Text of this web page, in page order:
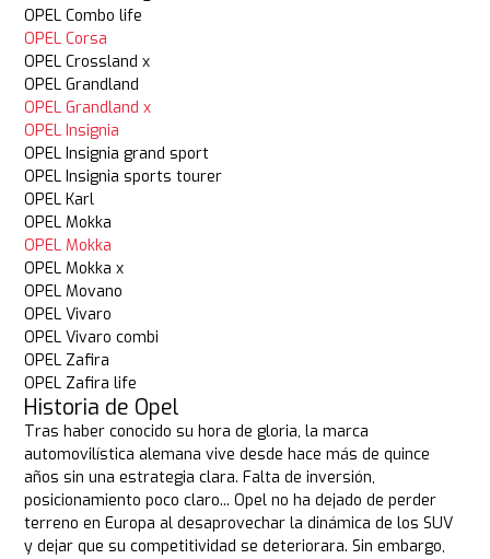
OPEL Combo life
OPEL Corsa
OPEL Crossland x
OPEL Grandland
OPEL Grandland x
OPEL Insignia
OPEL Insignia grand sport
OPEL Insignia sports tourer
OPEL Karl
OPEL Mokka
OPEL Mokka
OPEL Mokka x
OPEL Movano
OPEL Vivaro
OPEL Vivaro combi
OPEL Zafira
OPEL Zafira life
Historia de Opel
Tras haber conocido su hora de gloria, la marca
automovilística alemana vive desde hace más de quince
años sin una estrategia clara. Falta de inversión,
posicionamiento poco claro... Opel no ha dejado de perder
terreno en Europa al desaprovechar la dinámica de los SUV
y dejar que su competitividad se deteriorara. Sin embargo,